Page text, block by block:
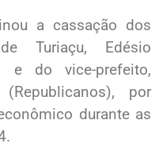
a cassação dos
Turiaçu, Edésio
e do vice-prefeito,
por
durante as